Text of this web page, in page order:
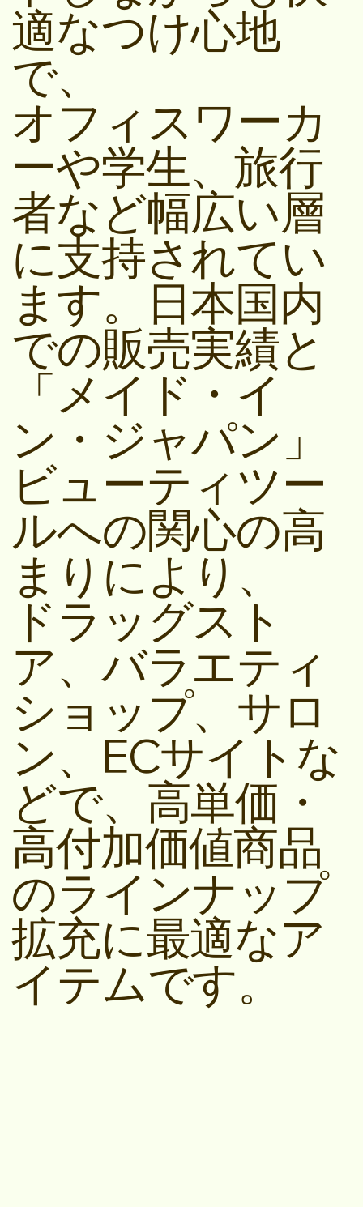
適なつけ心地
で、
オフィスワーカ
ーや学生、旅行
者など幅広い層
に支持されてい
ます。日本国内
での販売実績と
「メイド・イ
ン・ジャパン」
ビューティツー
ルへの関心の高
まりにより、
ドラッグスト
ア、バラエティ
ショップ、サロ
ン、ECサイトな
どで、高単価・
高付加価値商品
のラインナップ
拡充に最適なア
イテムです。